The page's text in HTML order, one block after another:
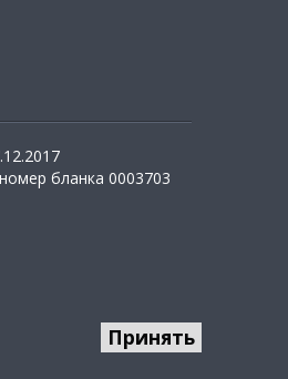
бланка 0003703
Принять